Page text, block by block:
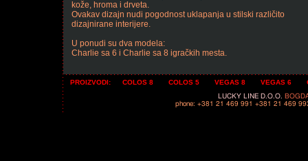
kože, hroma i drveta.
Ovakav dizajn nudi pogodnost uklapanja u stilski različito
dizajnirane interijere.
U ponudi su dva modela:
Charlie sa 6 i Charlie sa 8 igračkih mesta.
PROIZVODI: COLOS 8 COLOS 5 VEGAS 8 VEGAS 6
LUCKY LINE D.O.O.
phone: +381 21 469 991 +381 21 469